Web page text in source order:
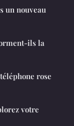
un nouveau
ils la
rose
votre